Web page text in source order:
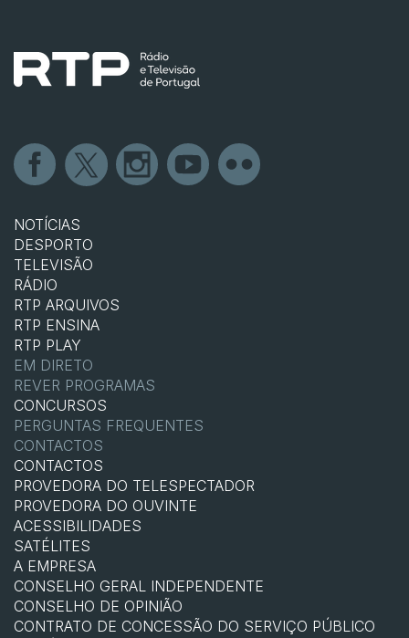
NOTÍCIAS
DESPORTO
TELEVISÃO
RÁDIO
RTP ARQUIVOS
RTP ENSINA
RTP PLAY
EM DIRETO
REVER PROGRAMAS
CONCURSOS
PERGUNTAS FREQUENTES
CONTACTOS
CONTACTOS
PROVEDORA DO TELESPECTADOR
PROVEDORA DO OUVINTE
ACESSIBILIDADES
SATÉLITES
A EMPRESA
CONSELHO GERAL INDEPENDENTE
CONSELHO DE OPINIÃO
CONTRATO DE CONCESSÃO DO SERVIÇO PÚBLICO